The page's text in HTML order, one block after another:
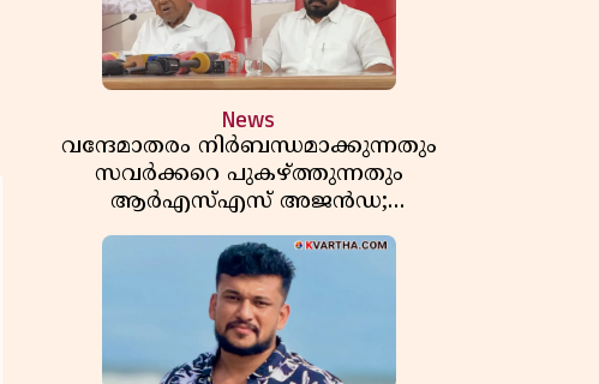
News
വന്ദേമാതരം നിർബന്ധമാക്കുന്നതും
സവർക്കറെ പുകഴ്ത്തുന്നതും
ആർഎസ്എസ് അജൻഡ;
സർക്കാരിനെതിരെ പിണറായി വിജയൻ